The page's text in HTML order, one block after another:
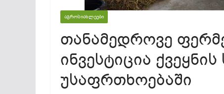
ᲐᲒᲠᲝᲡᲘᲐᲮᲚᲔᲔᲑᲘ
თანამედროვე
ინვესტიცია
უსაფრთხოებაში